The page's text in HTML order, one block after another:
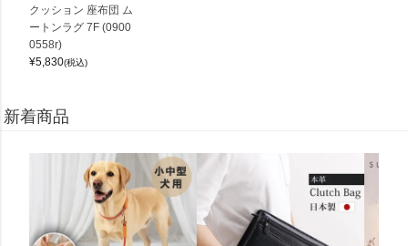
クッション 座布団 ム
ートンラグ 7F (0900
0558r)
¥5,830(税込)
新着商品